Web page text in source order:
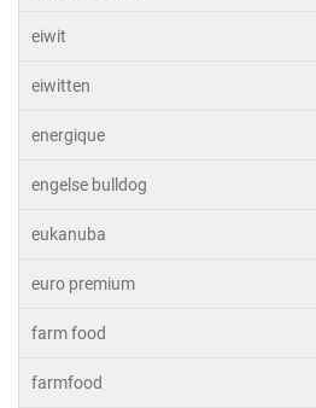
eiwit
eiwitten
energique
engelse bulldog
eukanuba
euro premium
farm food
farmfood